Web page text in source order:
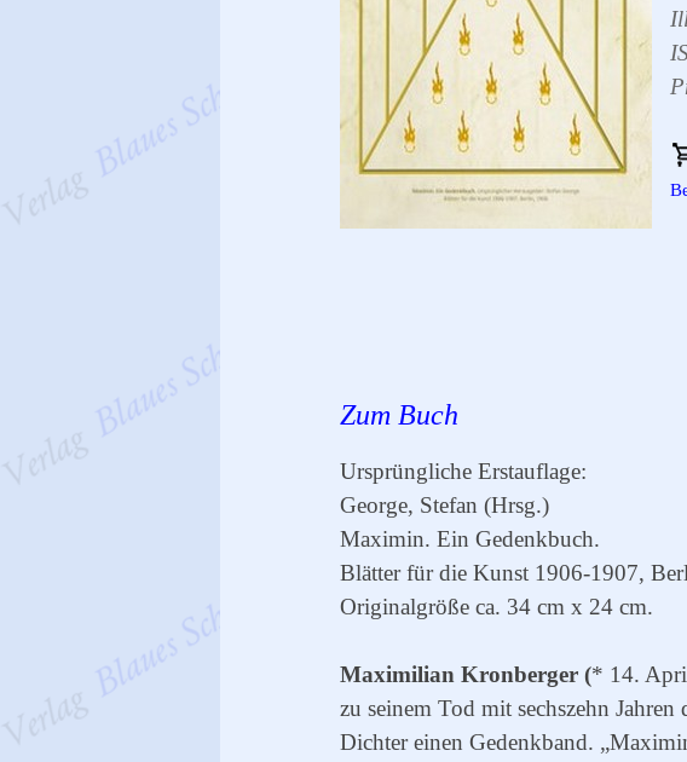
Zum Buch
Ursprüngliche Erstauflage:
George, Stefan (Hrsg.)
Maximin. Ein Gedenkbuch.
Blätter für die Kunst 1906-1907,
Originalgröße ca. 34 cm x 24 cm.
Maximilian Kronberger (* 14.
zu seinem Tod mit sechszehn
Dichter einen Gedenkband.